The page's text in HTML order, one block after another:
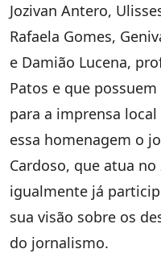
Jozivan Antero,
Rafaela Gomes,
e Damião Lucena,
Patos e que
para a imprensa
essa homenagem o
Cardoso, que atua no
igualmente já
sua visão sobre os
do jornalismo.